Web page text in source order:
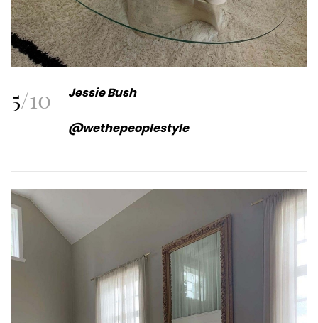
5/10 Jessie Bush
@wethepeoplestyle